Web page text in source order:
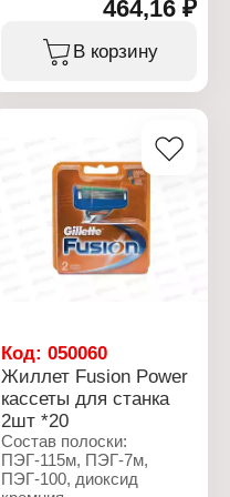
глицериловый олеат,
стеариновая кислота,
изобутан, сорбитол,
парфюмерная
ментол,
гексилциннамаль,
лимонен, гераниол,
экстракт листьев
камелии китайской,
диоксид кремния,
токоферол, лецитин,
цитрат, CI 42090 (синий
краситель).
Характеристики:
Торговая марка: Gillette
Серия: Series
Тип товара: Гель для
бритья
464,16 ₽
В корзину
Код:050060
Жиллет Fusion Power
кассеты для станка
2шт *20
Состав полоски:
ПЭГ-115м, ПЭГ-7м,
ПЭГ-100, диоксид